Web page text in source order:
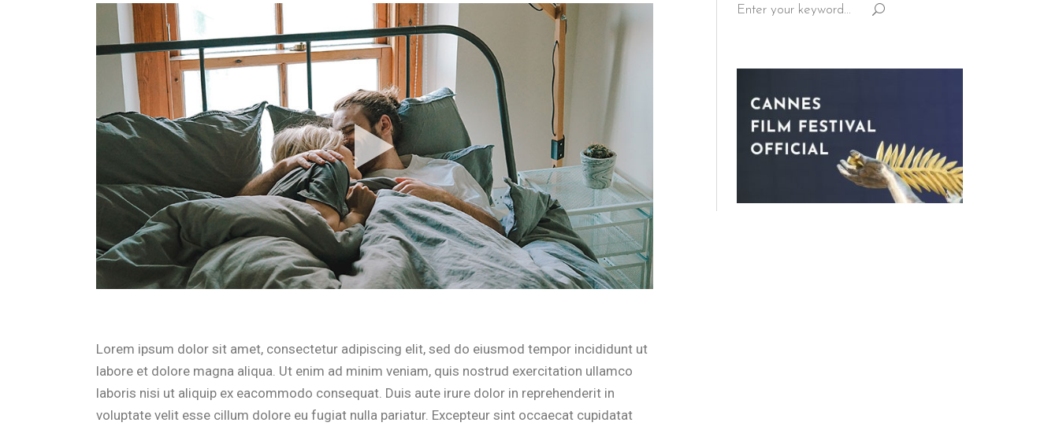
Lorem ipsum dolor sit amet, consectetur adipiscing elit, sed do eiusmod tempor incididunt ut
labore et dolore magna aliqua. Ut enim ad minim veniam, quis nostrud exercitation ullamco
laboris nisi ut aliquip ex eacommodo consequat. Duis aute irure dolor in reprehenderit in
voluptate velit esse cillum dolore eu fugiat nulla pariatur. Excepteur sint occaecat cupidatat